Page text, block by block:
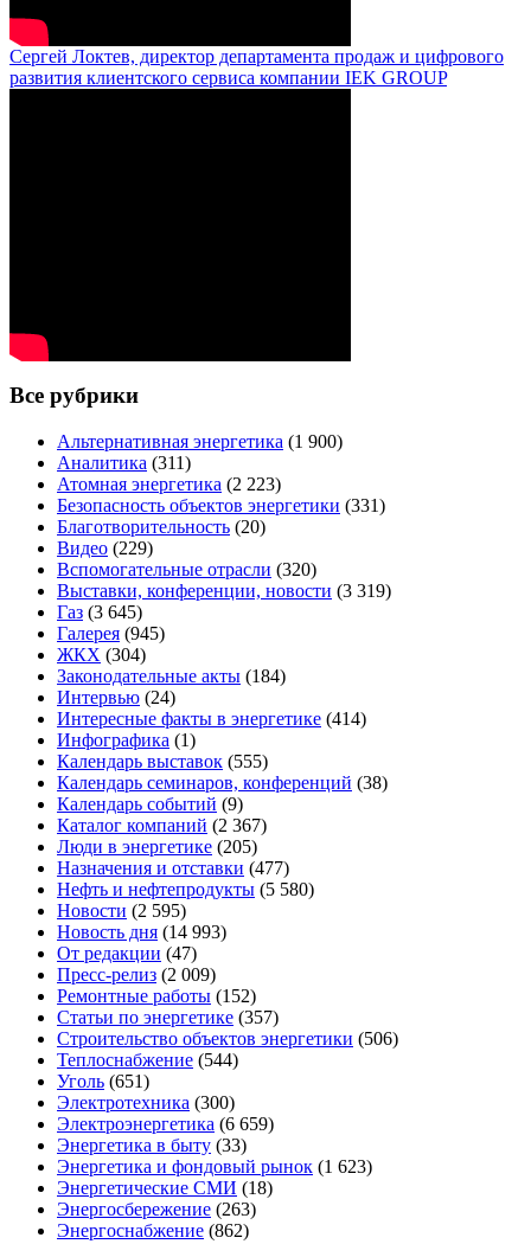
Сергей Локтев, директор департамента продаж и цифрового
развития клиентского сервиса компании IEK GROUP
Все рубрики
Альтернативная энергетика (1 900)
Аналитика (311)
Атомная энергетика (2 223)
Безопасность объектов энергетики (331)
Благотворительность (20)
Видео (229)
Вспомогательные отрасли (320)
Выставки, конференции, новости (3 319)
Газ (3 645)
Галерея (945)
ЖКХ (304)
Законодательные акты (184)
Интервью (24)
Интересные факты в энергетике (414)
Инфографика (1)
Календарь выставок (555)
Календарь семинаров, конференций (38)
Календарь событий (9)
Каталог компаний (2 367)
Люди в энергетике (205)
Назначения и отставки (477)
Нефть и нефтепродукты (5 580)
Новости (2 595)
Новость дня (14 993)
От редакции (47)
Пресс-релиз (2 009)
Ремонтные работы (152)
Статьи по энергетике (357)
Строительство объектов энергетики (506)
Теплоснабжение (544)
Уголь (651)
Электротехника (300)
Электроэнергетика (6 659)
Энергетика в быту (33)
Энергетика и фондовый рынок (1 623)
Энергетические СМИ (18)
Энергосбережение (263)
Энергоснабжение (862)